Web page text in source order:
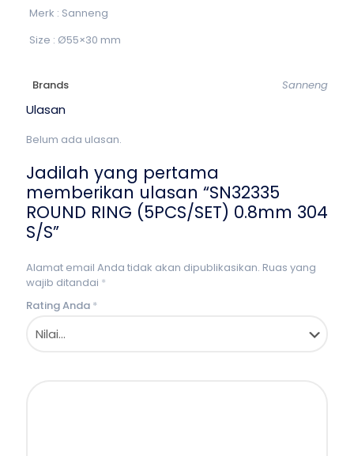
Merk : Sanneng
Size : Ø55×30 mm
Brands Sanneng
Ulasan
Belum ada ulasan.
Jadilah yang pertama
memberikan ulasan “SN32335
ROUND RING (5PCS/SET) 0.8mm 304
S/S”
Alamat email Anda tidak akan dipublikasikan. Ruas yang
wajib ditandai *
Rating Anda *